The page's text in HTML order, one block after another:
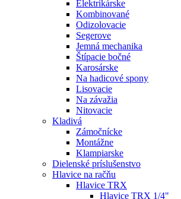
Elektrikárske
Kombinované
Odizolovacie
Segerove
Jemná mechanika
Štípacie bočné
Karosárske
Na hadicové spony
Lisovacie
Na závažia
Nitovacie
Kladivá
Zámočnícke
Montážne
Klampiarske
Dielenské príslušenstvo
Hlavice na račňu
Hlavice TRX
Hlavice TRX 1/4"